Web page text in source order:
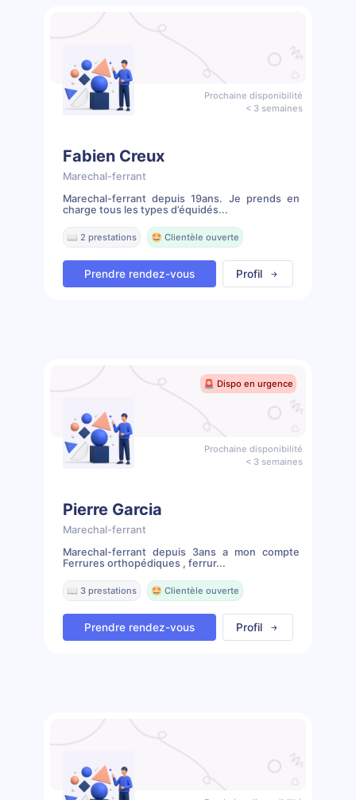
Prochaine disponibilité
< 3 semaines
Fabien Creux
Marechal-ferrant
Marechal-ferrant depuis 19ans. Je prends en
charge tous les types d’équidés...
📖 2 prestations 🤩 Clientèle ouverte
Prendre rendez-vous Profil
🚨 Dispo en urgence
Prochaine disponibilité
< 3 semaines
Pierre Garcia
Marechal-ferrant
Marechal-ferrant depuis 3ans a mon compte
Ferrures orthopédiques , ferrur...
📖 3 prestations 🤩 Clientèle ouverte
Prendre rendez-vous Profil